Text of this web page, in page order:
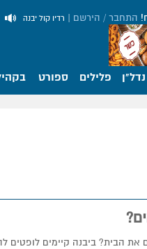
התחבר / הירשם | רדיו קול יבנה
נדל"ן פלילים ספורט
הבית? ביבנה קיימים לופטים